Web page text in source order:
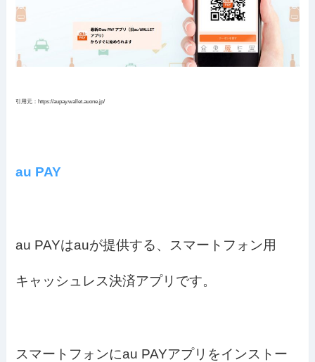
引用元：https://aupay.wallet.auone.jp/
au PAY
au PAYはauが提供する、スマートフォン用
キャッシュレス決済アプリです。
スマートフォンにau PAYアプリをインストー